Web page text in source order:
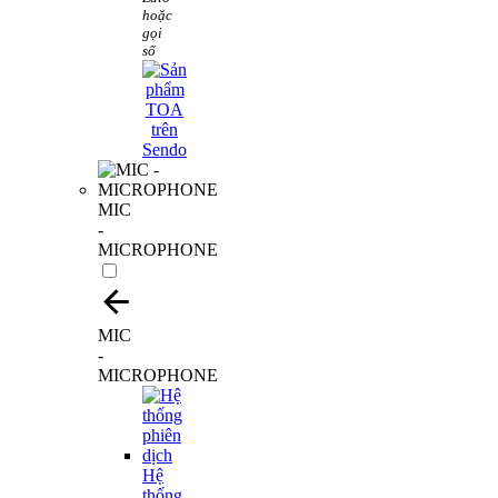
hoặc
gọi
số
MIC
-
MICROPHONE
MIC
-
MICROPHONE
Hệ